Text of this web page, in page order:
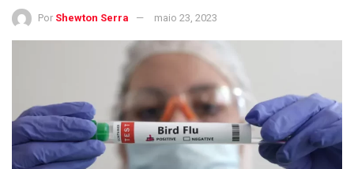
Por Shewton Serra maio 23, 2023